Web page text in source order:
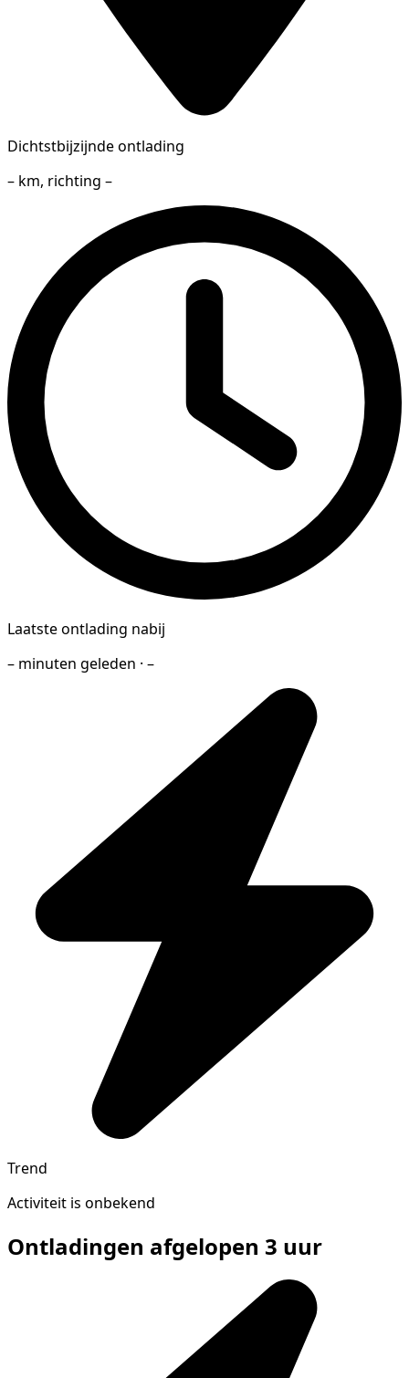
Dichtstbijzijnde ontlading
– km, richting –
Laatste ontlading nabij
– minuten geleden · –
Trend
Activiteit is onbekend
Ontladingen afgelopen 3 uur